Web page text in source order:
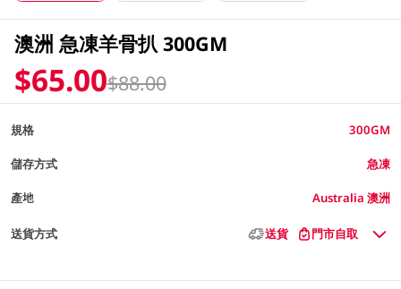
澳洲 急凍羊骨扒 300GM
$65.00$88.00
規格 300GM
儲存方式 急凍
產地 Australia 澳洲
送貨方式 送貨 門市自取